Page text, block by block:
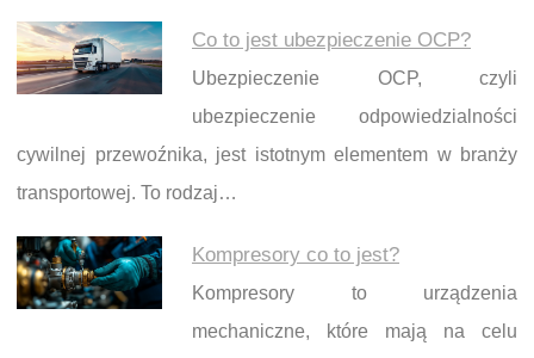
Co to jest ubezpieczenie OCP?
Ubezpieczenie OCP, czyli
ubezpieczenie odpowiedzialności
cywilnej przewoźnika, jest istotnym elementem w branży
transportowej. To rodzaj…
Kompresory co to jest?
Kompresory to urządzenia
mechaniczne, które mają na celu